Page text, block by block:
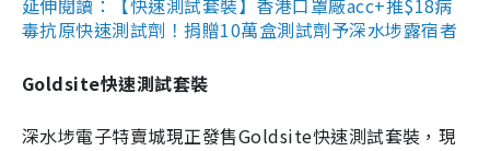
延伸閱讀：【快速測試套裝】香港口罩廠acc+推$18病
毒抗原快速測試劑！捐贈10萬盒測試劑予深水埗露宿者
Goldsite快速測試套裝
深水埗電子特賣城現正發售Goldsite快速測試套裝，現